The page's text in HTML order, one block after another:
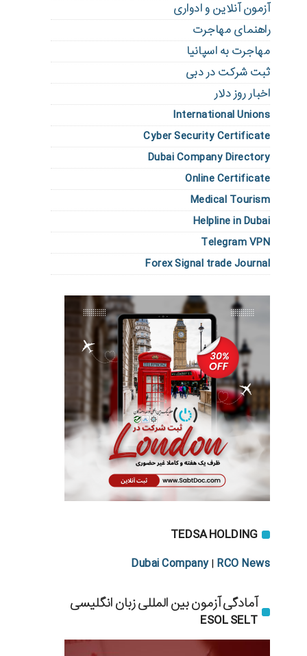
آزمون آنلاین و ادواری
راهنمای مهاجرت
مهاجرت به اسپانیا
ثبت شرکت در دبی
اخبار روز دلار
International Unions
Cyber Security Certificate
Dubai Company Directory
Online Certificate
Medical Tourism
Helpline in Dubai
Telegram VPN
Forex Signal trade Journal
TEDSA HOLDING
Dubai Company| RCO News
آمادگی آزمون بین المللی زبان انگلیسی
ESOL SELT